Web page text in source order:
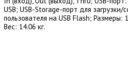
USB; USB-Storage-порт для
пользователя на USB Flash; Размеры:
Вес: 14.06 кг.